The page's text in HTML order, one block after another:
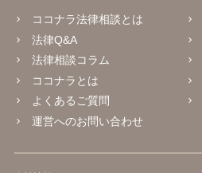
ココナラ法律相談とは
法律Q&A
法律相談コラム
ココナラとは
よくあるご質問
運営へのお問い合わせ